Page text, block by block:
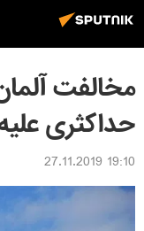
مخالفت
حداكثری
19:10 27.11.2019